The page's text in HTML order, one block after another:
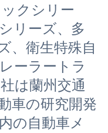
クシリー
リーズ、多
、衛生特殊自
ーラートラ
は蘭州交通
車の研究開発
の自動車メ